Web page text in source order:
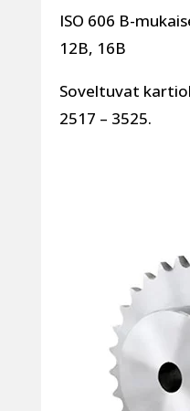
ISO 606 B-
12B, 16B
Soveltuvat
2517 – 3525.